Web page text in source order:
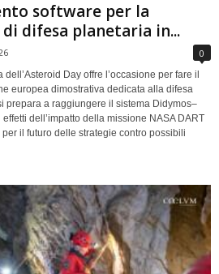
software per la
difesa planetaria in...
0
Day offre l’occasione per fare il
europea dimostrativa dedicata alla difesa
prepara a raggiungere il sistema Didymos–
dell’impatto della missione NASA DART
il futuro delle strategie contro possibili